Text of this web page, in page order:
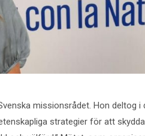
missionsrådet. Hon deltog
strategier för att